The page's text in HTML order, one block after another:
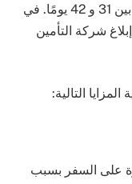
بحسب التعريفة المختارة يمكن أن تتراوح بين 31 و 42 يومًا. في
شركة التأمين
التالية:
على السفر بسبب